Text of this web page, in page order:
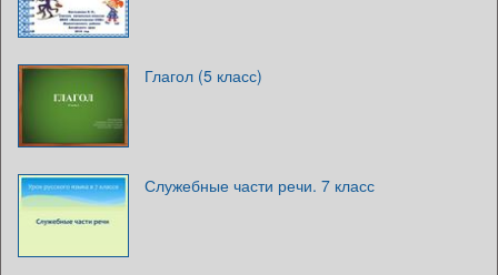
Глагол (5 класс)
Служебные части речи. 7 класс